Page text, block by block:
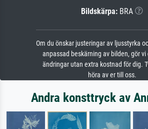
Bildskärpa: BRA
Om du önskar justeringar av ljusstyrka
anpassad beskärning av bilden, gör vi
ändringar utan extra kostnad för dig.
höra av er till oss.
Andra konsttryck av